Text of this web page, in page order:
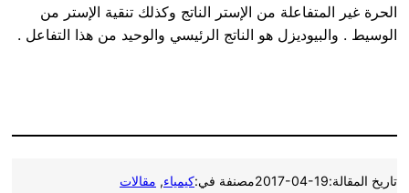
الحرة غير المتفاعلة من الإستر الناتج وكذلك تنقية الإستر من
الوسيط . والبيوديزل هو الناتج الرئيسي والوحيد من هذا التفاعل .
تاريخ المقالة:2017-04-19مصنفة في:كيمياء, مقالات